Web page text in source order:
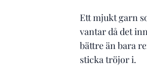
Ett mjukt garn
vantar då det
bättre än bara
sticka tröjor i.